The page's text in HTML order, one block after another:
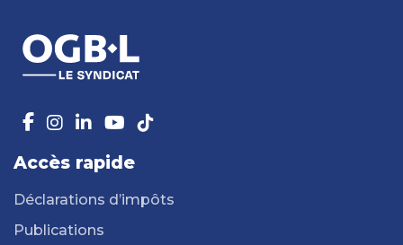
Accès rapide
Déclarations d’impôts
Publications